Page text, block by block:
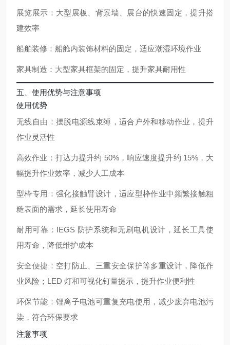
展览展示：大型展板、背景墙、展台的快速固定，提升搭
建效率
船舶装修：船舱内装饰材料的固定，适应潮湿环境作业
家具制造：大型家具框架的固定，提升家具耐用性
五、使用优势与注意事项
使用优势
无线自由：摆脱电源线束缚，适合户外和移动作业，提升
作业灵活性
高效作业：打込力提升约 50%，响应速度提升约 15%，大
幅提升作业效率，减少人工成本
型枠专用：强化接触臂设计，适应型枠作业中频繁接触粗
糙表面的需求，延长使用寿命
耐用可靠：IEGS 防护系统和无刷电机设计，延长工具使
用寿命，降低维护成本
安全便捷：空打防止、三重安全保护等多重设计，降低作
业风险；LED 灯和可视化钉量提示，提升作业便利性
环保节能：锂离子电池可重复充电使用，减少废弃电池污
染，符合环保要求
注意事项